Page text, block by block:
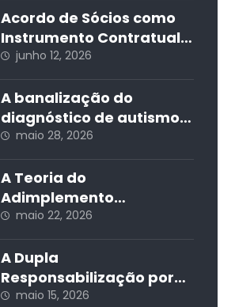
bens particulares
Acordo de Sócios como
Instrumento Contratual
de Prevenção de Litígios:
Estruturação e Cláusulas
Essenciais na
Governança Societária
junho 12, 2026
A banalização do
diagnóstico de autismo
nas redes sociais e seus
impactos jurídicos e
sociais
maio 28, 2026
A Teoria do
Adimplemento
Substancial na visão do
STJ
maio 22, 2026
A Dupla
Responsabilização por
Crime Eleitoral e
maio 15, 2026